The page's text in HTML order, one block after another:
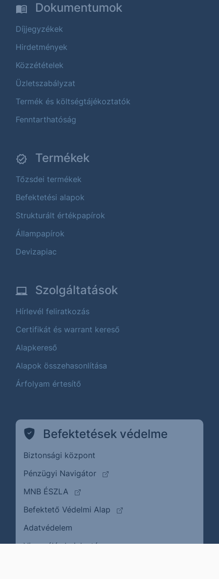
Dokumentumok
Díjjegyzékek
Hirdetmények
Közzétételek
Üzletszabályzat
Termék és költségtájékoztatók
Fenntarthatóság
Termékek
Tőzsdei termékek
Befektetési alapok
Strukturált értékpapírok
Állampapírok
Devizapiac
Szolgáltatások
Hírlevél feliratkozás
Certifikát és warrant kereső
Alapkereső
Alapok összehasonlítása
Árfolyam értesítő
Befektetések védelme
Biztonsági központ
Pénzügyi Navigátor
(külső oldalra ugrik)
MNB ÉSZLA
(külső oldalra ugrik)
Befektető Védelmi Alap
(külső oldalra ugrik)
Adatvédelem
Visszaélés bejelentése(külső oldalra ugrik)